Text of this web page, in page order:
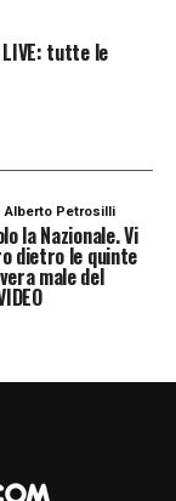
tutte le
Alberto Petrosilli
la Nazionale. Vi
dietro le quinte
male del